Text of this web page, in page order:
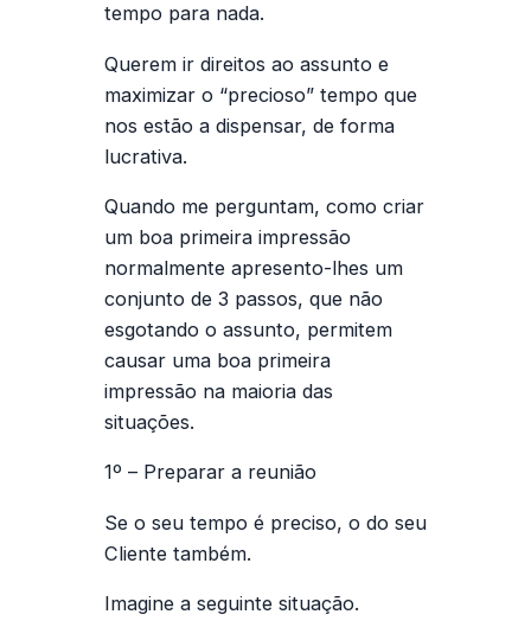
tempo para nada.
Querem ir direitos ao assunto e
maximizar o “precioso” tempo que
nos estão a dispensar, de forma
lucrativa.
Quando me perguntam, como criar
um boa primeira impressão
normalmente apresento-lhes um
conjunto de 3 passos, que não
esgotando o assunto, permitem
causar uma boa primeira
impressão na maioria das
situações.
1º – Preparar a reunião
Se o seu tempo é preciso, o do seu
Cliente também.
Imagine a seguinte situação.